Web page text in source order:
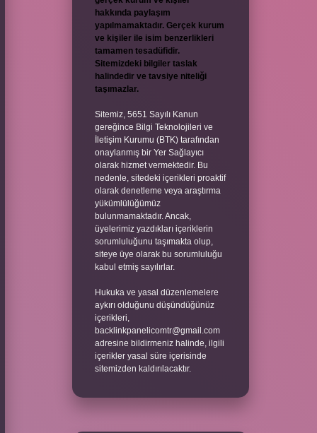
hakkında paylaşım
yapılmamaktadır. Gerçek kurum
ve kişiler ile isim benzerlikleri
tamamen tesadüfidir.
Sitemizdeki bilgiler taslak
halindedir ve tavsiye niteliği
taşımazlar.
Sitemiz, 5651 Sayılı Kanun
gereğince Bilgi Teknolojileri ve
İletişim Kurumu (BTK) tarafından
onaylanmış bir Yer Sağlayıcı
olarak hizmet vermektedir. Bu
nedenle, sitedeki içerikleri proaktif
olarak denetleme veya araştırma
yükümlülüğümüz
bulunmamaktadır. Ancak,
üyelerimiz yazdıkları içeriklerin
sorumluluğunu taşımakta olup,
siteye üye olarak bu sorumluluğu
kabul etmiş sayılırlar.
Hukuka ve yasal düzenlemelere
aykırı olduğunu düşündüğünüz
içerikleri,
backlinkpanelicomtr@gmail.com
adresine bildirmeniz halinde, ilgili
içerikler yasal süre içerisinde
sitemizden kaldırılacaktır.